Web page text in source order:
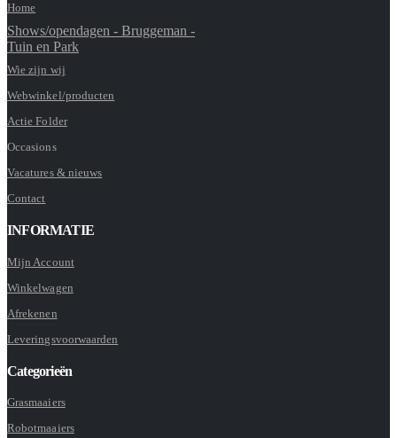
Home
Shows/opendagen - Bruggeman -
Tuin en Park
Wie zijn wij
Webwinkel/producten
Actie Folder
Occasions
Vacatures & nieuws
Contact
INFORMATIE
Mijn Account
Winkelwagen
Afrekenen
Leveringsvoorwaarden
Categorieën
Grasmaaiers
Robotmaaiers